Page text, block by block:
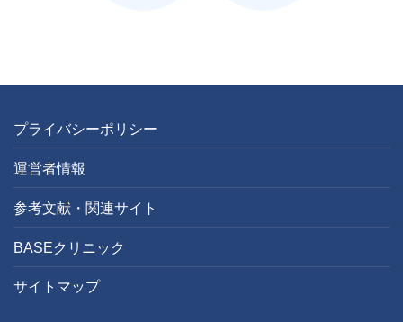
プライバシーポリシー
運営者情報
参考文献・関連サイト
BASEクリニック
サイトマップ